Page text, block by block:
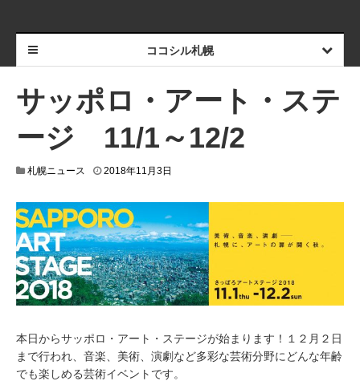
ココシル札幌
サッポロ・アート・ステ
ージ 11/1～12/2
札幌ニュース 2018年11月3日
年
1
1
月
2
日
本日からサッポロ・アート・ステージが始まります！１２月２日
まで行われ、音楽、美術、演劇など多彩な芸術分野にどんな年齢
でも楽しめる芸術イベントです。